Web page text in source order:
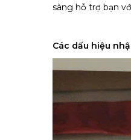
sàng hỗ trợ bạn
Các dấu hiệu